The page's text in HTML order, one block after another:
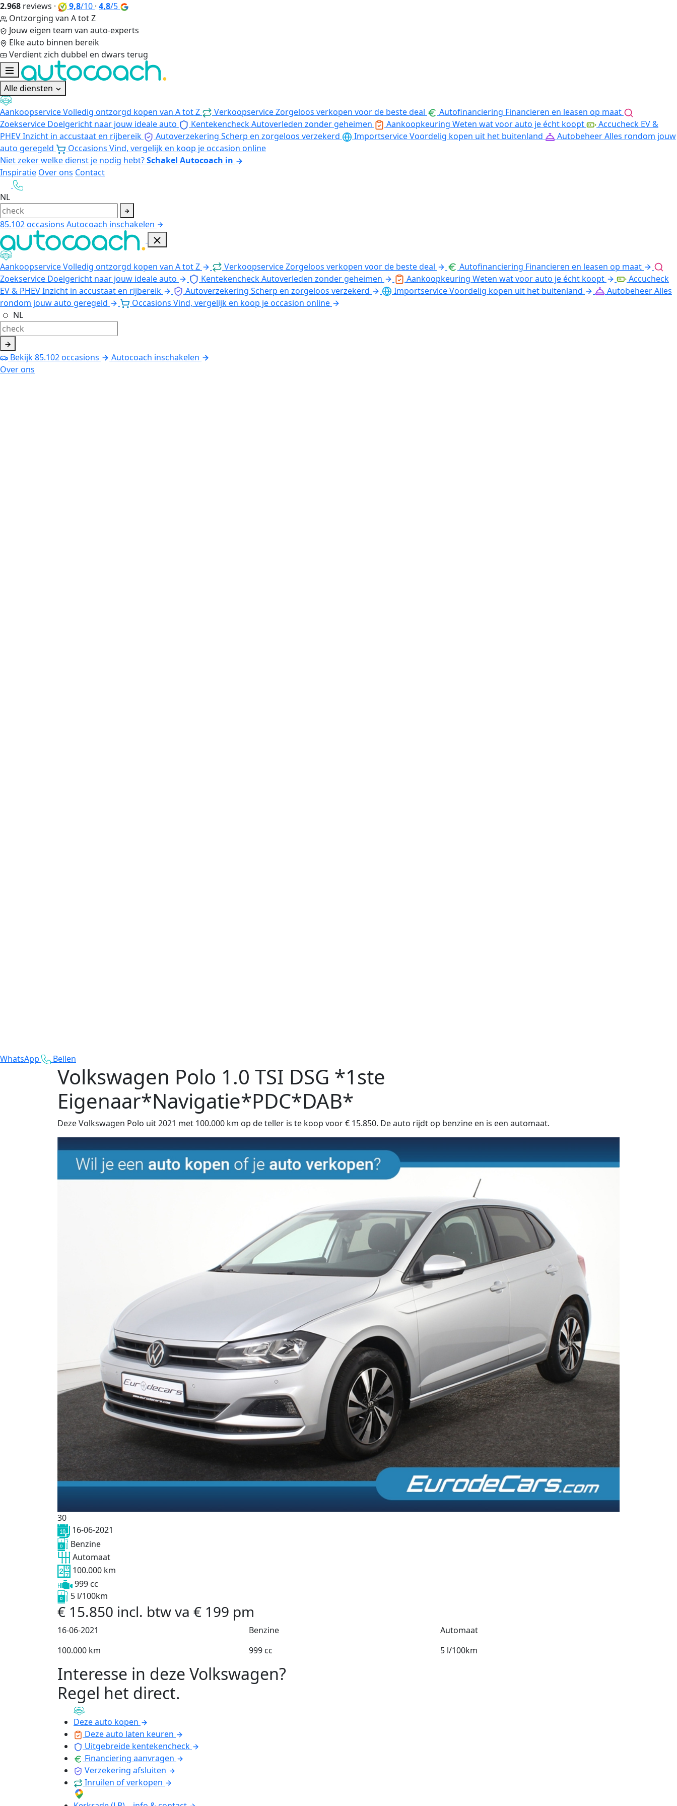
2.968 reviews · 9,8/10 · 4,8/5
Ontzorging van A tot Z
Jouw eigen team van auto-experts
Elke auto binnen bereik
Verdient zich dubbel en dwars terug
Alle diensten
AankoopserviceVolledig ontzorgd kopen van A tot Z VerkoopserviceZorgeloos verkopen voor de beste deal Autofinanciering Financieren en leasen op maat
Zoekservice Doelgericht naar jouw ideale auto KentekencheckAutoverleden zonder geheimen Aankoopkeuring Weten wat voor auto je écht koopt
Accucheck EV &
PHEVInzicht in accustaat en rijbereik Autoverzekering Scherp en zorgeloos verzekerd ImportserviceVoordelig kopen uit het buitenland AutobeheerAlles rondom jouw
auto geregeld
Occasions Vind, vergelijk en koop je occasion online
Niet zeker welke dienst je nodig hebt?Schakel Autocoach in
Inspiratie Over ons Contact
NL
85.102occasions Autocoach inschakelen
AankoopserviceVolledig ontzorgd kopen van A tot Z VerkoopserviceZorgeloos verkopen voor de beste deal Autofinanciering Financieren en leasen op maat
Zoekservice Doelgericht naar jouw ideale auto KentekencheckAutoverleden zonder geheimen Aankoopkeuring Weten wat voor auto je écht koopt
Accucheck
EV & PHEVInzicht in accustaat en rijbereik Autoverzekering Scherp en zorgeloos verzekerd ImportserviceVoordelig kopen uit het buitenland AutobeheerAlles
rondom jouw auto geregeld
Occasions Vind, vergelijk en koop je occasion online
NL
Bekijk85.102occasions
Autocoach inschakelen
Over ons
WhatsApp Bellen
Volkswagen Polo 1.0 TSI DSG *1ste
Eigenaar*Navigatie*PDC*DAB*
Deze Volkswagen Polo uit 2021 met 100.000 km op de teller is te koop voor € 15.850. De auto rijdt op benzine en is een automaat.
30
16-06-2021
Benzine
Automaat
100.000 km
999 cc
5 l/100km
€ 15.850 incl. btwva € 199 pm
16-06-2021 Benzine
Automaat
100.000 km
999 cc 5 l/100km
Interesse in deze Volkswagen?
Regel het direct.
Deze auto kopen
Deze auto laten keuren
Uitgebreide kentekencheck
Financiering aanvragen
Verzekering afsluiten
Inruilen of verkopen